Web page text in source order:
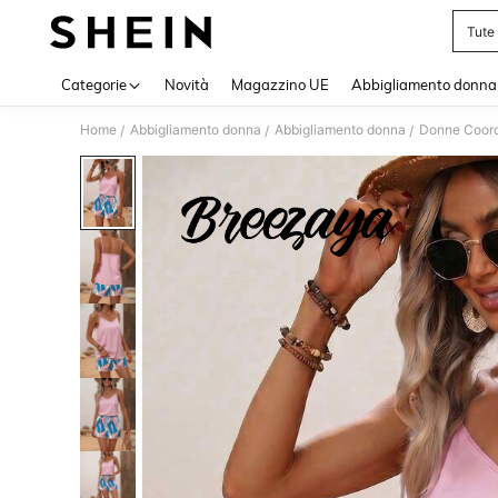
Tute
Categorie Novità Magazzino UE Abbigliamento donna
Home / Abbigliamento donna / Abbigliamento donna / Donne